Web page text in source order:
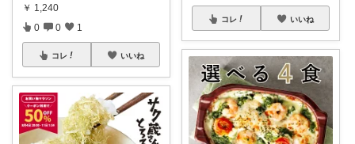
￥ 1,240
0 0 1
コレ いいね
コレ いいね